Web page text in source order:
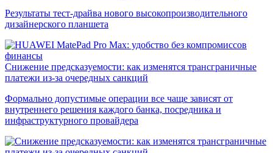
Результаты тест-драйва нового высокопроизводительного
дизайнерского планшета
финансы
Снижение предсказуемости: как изменятся трансграничные
платежи из-за очередных санкций
Формально допустимые операции все чаще зависят от
внутреннего решения каждого банка, посредника и
инфраструктурного провайдера